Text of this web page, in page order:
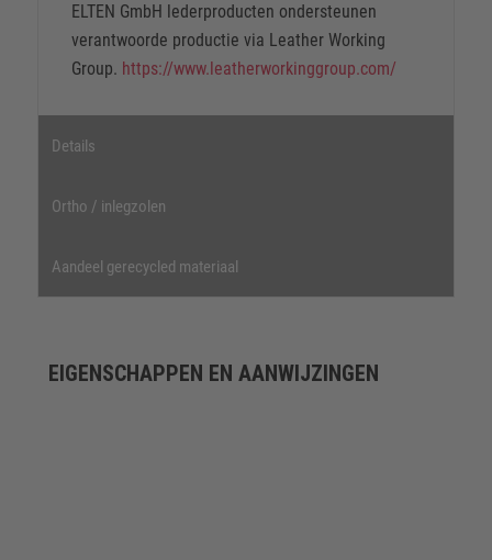
ELTEN GmbH lederproducten ondersteunen
verantwoorde productie via Leather Working
Group. https://www.leatherworkinggroup.com/
Details
Ortho / inlegzolen
Aandeel gerecycled materiaal
EIGENSCHAPPEN EN AANWIJZINGEN